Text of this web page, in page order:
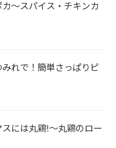
～スパイス・チキンカ
れで！簡単さっぱりピ
には丸鶏!～丸鶏のロー